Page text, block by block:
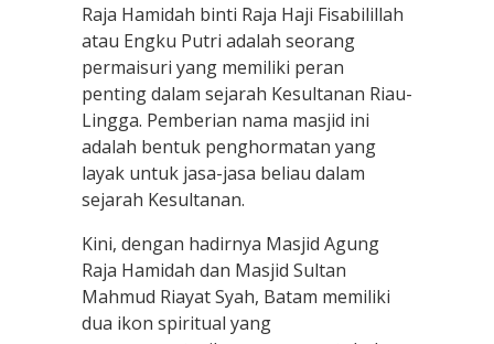
Raja Hamidah binti Raja Haji Fisabilillah
atau Engku Putri adalah seorang
permaisuri yang memiliki peran
penting dalam sejarah Kesultanan Riau-
Lingga. Pemberian nama masjid ini
adalah bentuk penghormatan yang
layak untuk jasa-jasa beliau dalam
sejarah Kesultanan.
Kini, dengan hadirnya Masjid Agung
Raja Hamidah dan Masjid Sultan
Mahmud Riayat Syah, Batam memiliki
dua ikon spiritual yang